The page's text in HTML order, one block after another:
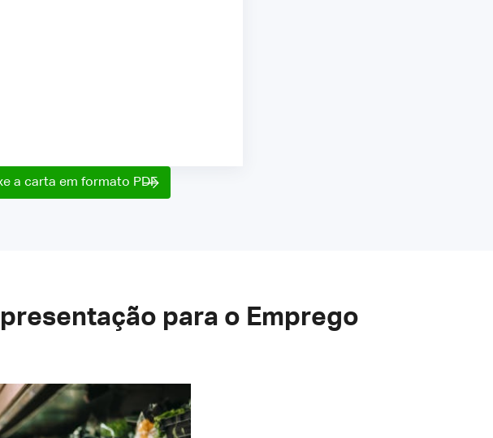
a carta em formato PDF
para o Emprego